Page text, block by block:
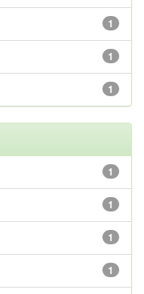
1
1
1
1
1
1
1